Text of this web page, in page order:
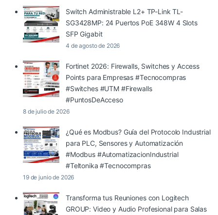
Switch Administrable L2+ TP-Link TL-
SG3428MP: 24 Puertos PoE 348W 4 Slots
SFP Gigabit
4 de agosto de 2026
Fortinet 2026: Firewalls, Switches y Access
Points para Empresas #Tecnocompras
#Switches #UTM #Firewalls
#PuntosDeAcceso
8 de julio de 2026
¿Qué es Modbus? Guía del Protocolo Industrial
para PLC, Sensores y Automatización
#Modbus #AutomatizacionIndustrial
#Teltonika #Tecnocompras
19 de junio de 2026
Transforma tus Reuniones con Logitech
GROUP: Video y Audio Profesional para Salas